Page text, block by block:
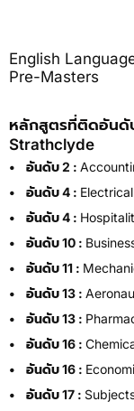
English
Pre-Masters
หลักสูตรที่ติดอันดั
Strathclyde
• อันดับ 2 :
• อันดับ 4 :
• อันดับ 4 :
• อันดับ 10 :
• อันดับ 11 :
• อันดับ 13 :
• อันดับ 13 :
• อันดับ 16 :
• อันดับ 16 :
• อันดับ 17 :